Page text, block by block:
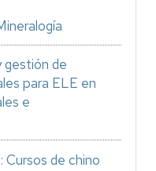
gestión de
para ELE en
e
Cursos de chino